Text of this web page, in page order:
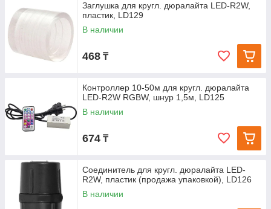
Заглушка для кругл. дюралайта LED-R2W,
пластик, LD129
В наличии
468 ₸
Контроллер 10-50м для кругл. дюралайта
LED-R2W RGBW, шнур 1,5м, LD125
В наличии
674 ₸
Соединитель для кругл. дюралайта LED-
R2W, пластик (продажа упаковкой), LD126
В наличии